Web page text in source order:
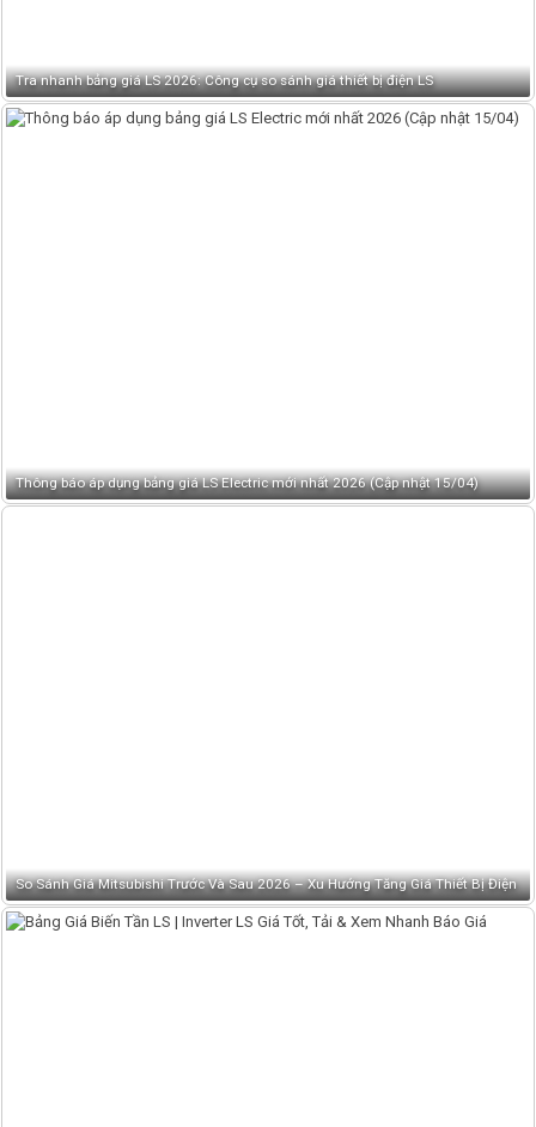
Tra nhanh bảng giá LS 2026: Công cụ so sánh giá thiết bị điện LS
Thông báo áp dụng bảng giá LS Electric mới nhất 2026 (Cập nhật 15/04)
So Sánh Giá Mitsubishi Trước Và Sau 2026 – Xu Hướng Tăng Giá Thiết Bị Điện